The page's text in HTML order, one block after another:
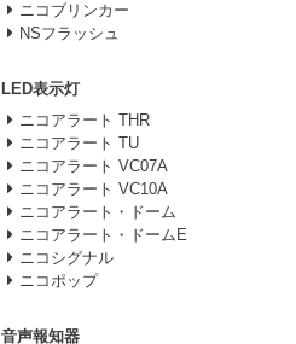
ニコブリンカー
NSフラッシュ
LED表示灯
ニコアラート THR
ニコアラート TU
ニコアラート VC07A
ニコアラート VC10A
ニコアラート・ドーム
ニコアラート・ドームE
ニコシグナル
ニコポップ
音声報知器